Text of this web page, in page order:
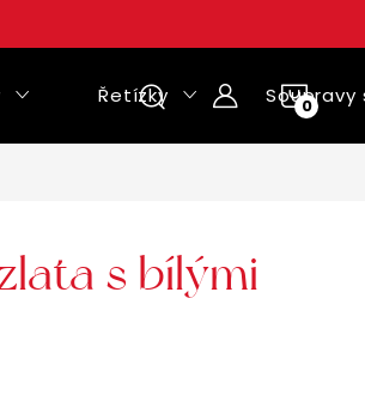
NÁKUPNÍ
Řetízky Soupravy
s bílými